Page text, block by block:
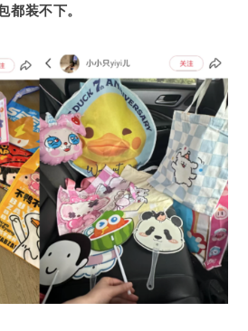
都装不下。